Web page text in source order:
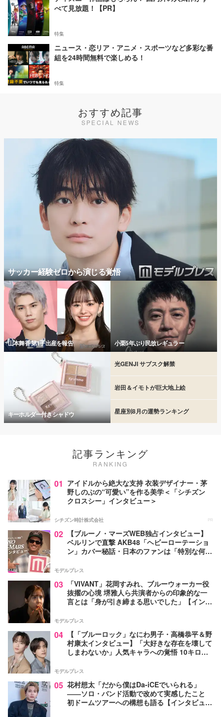
べて見放題！【PR】
特集
ニュース・恋リア・アニメ・スポーツなど多彩な番
組を24時間無料で楽しめる！
特集
おすすめ記事
SPECIAL NEWS
サッカー経験ゼロから演じる覚悟
山本舞香 第1子出産を報告 小栗5年ぶり民放レギュラー
キーホルダー付きシャドウ
光GENJI サブスク解禁
岩田＆イモトが巨大地上絵
星座別8月の運勢ランキング
記事ランキング
RANKING
01 アイドルから絶大な支持 衣装デザイナー・茅
野しのぶの“可愛い”を作る美学＜「シチズン
クロスシー」インタビュー＞
シチズン時計株式会社 PR
02
【ブルーノ・マーズWEB独占インタビュー】
ベルリンで直撃 AKB48「ヘビーローテーショ
ン」カバー秘話・日本のファンは「特別な何か
モデルプレス
03
「VIVANT」花岡すみれ、ブルーウォーカー役
抜擢の心境 堺雅人ら共演者からの印象的な一
言とは「身が引き締まる思いでした」【インタ
モデルプレス
04
【「ブルーロック」なにわ男子・高橋恭平＆野
村康太インタビュー】「大好きな存在を壊して
しまわないか」人気キャラへの覚悟 10キロ増
モデルプレス
05 花村想太「だから僕はDa-iCEでいられる」
――ソロ・バンド活動で改めて実感したこと
初ドームツアーへの構想も語る【インタビュ